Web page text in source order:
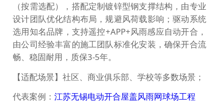
（按需选配），搭配定制镀锌型钢支撑结构，由专业
设计团队优化结构布局，规避风荷载影响；驱动系统
选用知名品牌，支持遥控+APP+风雨感应自动开合，
由公司经验丰富的施工团队标准化安装，确保开合流
畅、稳固耐用，质保3-5年。
【适配场景】社区、商业俱乐部、学校等多数场景；
代表案例：江苏无锡电动开合屋盖风雨网球场工程